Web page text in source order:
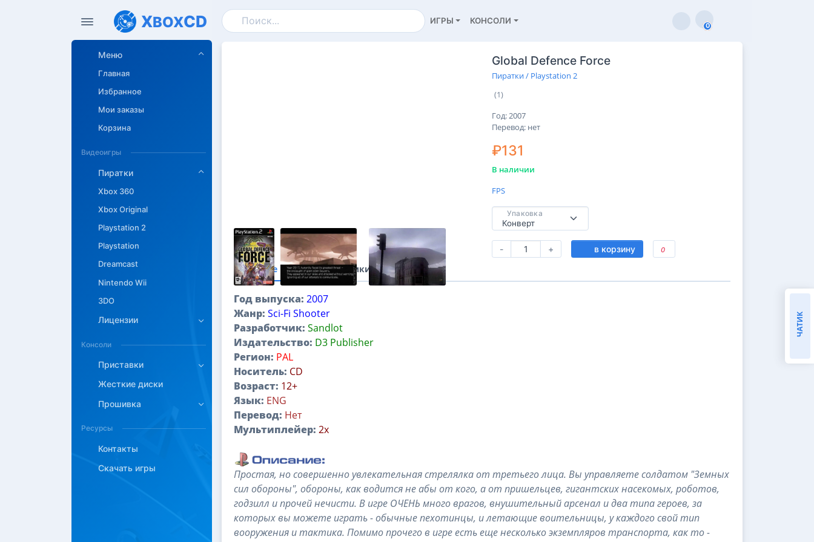
XBOXCD
Меню
Главная
Избранное
Мои заказы
Корзина
Видеоигры
Пиратки
Xbox 360
Xbox Original
Playstation 2
Playstation
Dreamcast
Nintendo Wii
3DO
Лицензии
Консоли
Приставки
Жесткие диски
Прошивка
Ресурсы
Контакты
Скачать игры
ИГРЫ КОНСОЛИ
0
0
Global Defence Force
Пиратки / Playstation 2
(1)
Год: 2007
Перевод: нет
₽131
В наличии
FPS
Упаковка
- + в корзину 0
Описание Характеристики Отзывы
Год выпуска: 2007
Жанр: Sci-Fi Shooter
Разработчик: Sandlot
Издательство: D3 Publisher
Регион: PAL
Носитель: CD
Возраст: 12+
Язык: ENG
Перевод: Нет
Мультиплейер: 2x
Простая, но совершенно увлекательная стрелялка от третьего лица. Вы управляете солдатом "Земных
сил обороны", обороны, как водится не абы от кого, а от пришельцев, гигантских насекомых, роботов,
годзилл и прочей нечисти. В игре ОЧЕНЬ много врагов, внушительный арсенал и два типа героев, за
которых вы можете играть - обычные пехотинцы, и летающие воительницы, у каждого свой тип
вооружения и тактика. Помимо прочего в игре есть еще несколько экземпляров транспорта, как то -
ЧАТИК